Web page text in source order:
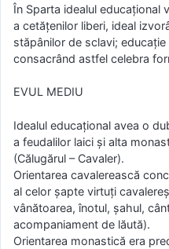
În Sparta idealul educațional
a cetățenilor liberi, ideal
stăpânilor de sclavi;
consacrând astfel celebra
EVUL MEDIU
Idealul educațional avea o
a feudalilor laici și alta
(Călugărul – Cavaler).
Orientarea cavalerească
al celor șapte virtuți
vânătoarea, înotul, șahul,
acompaniament de lăută).
Orientarea monastică era